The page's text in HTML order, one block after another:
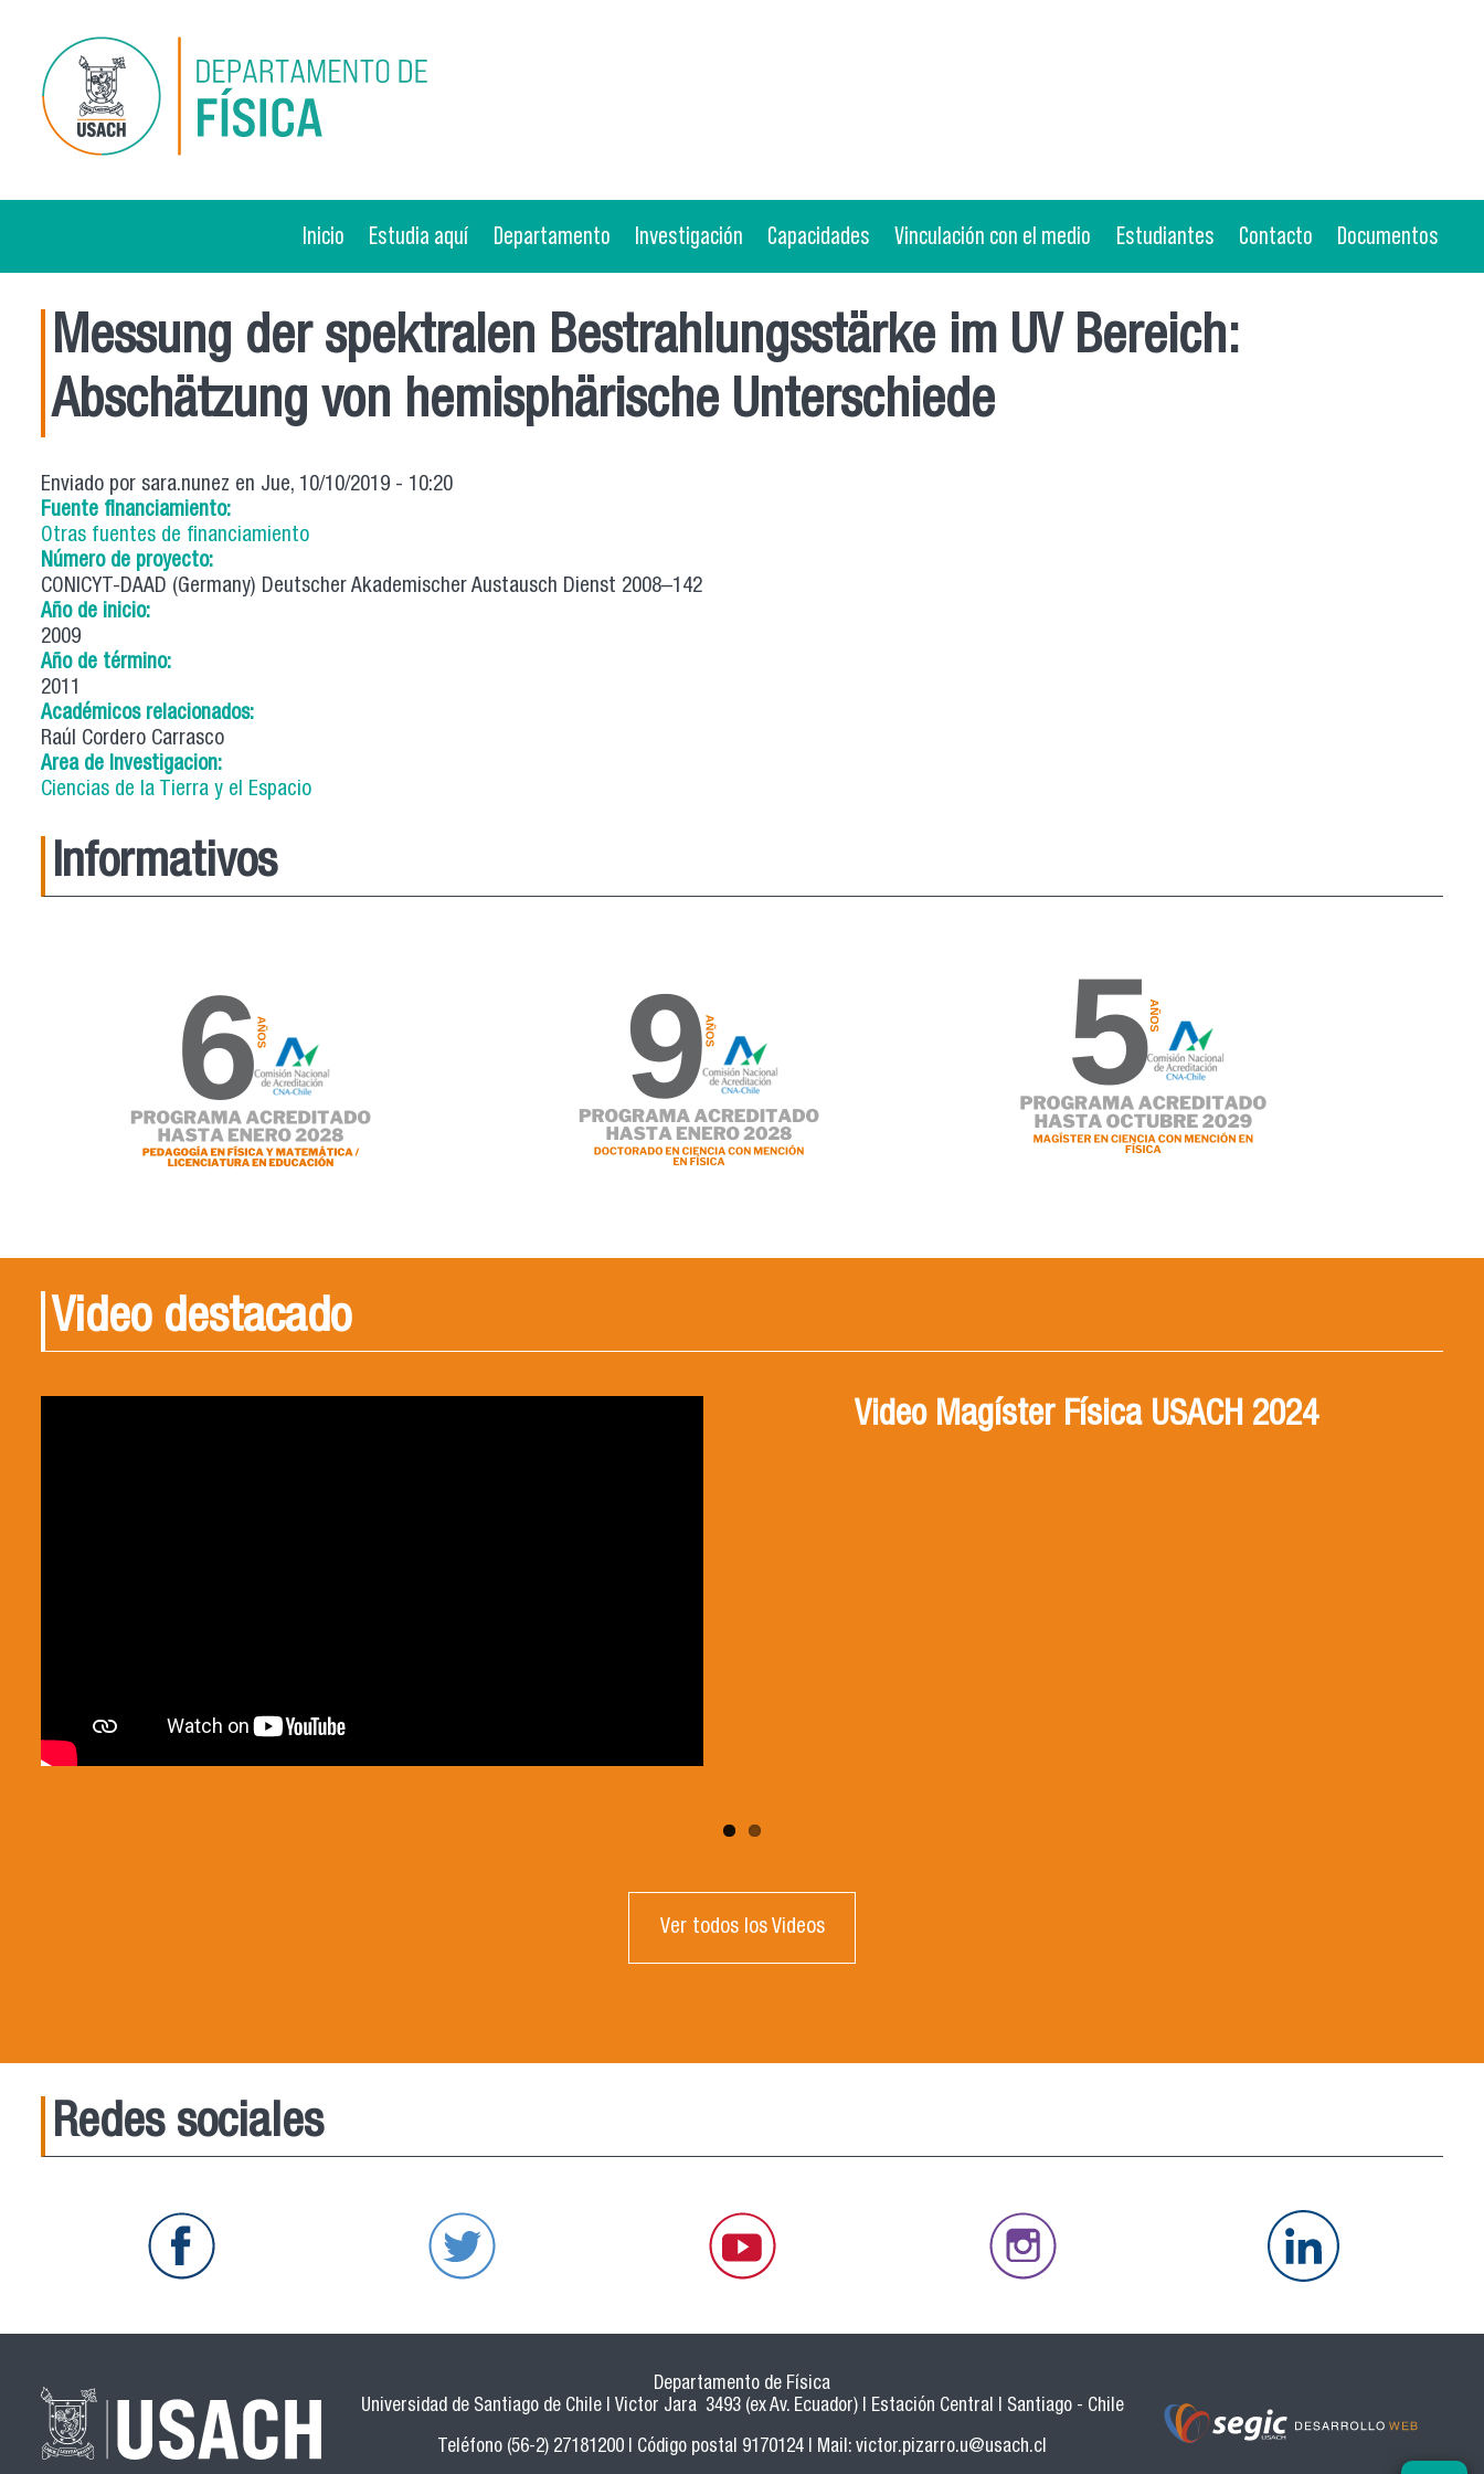
Inicio Estudia aquí Departamento Investigación Capacidades Vinculación con el medio Estudiantes Contacto Documentos
Messung der spektralen Bestrahlungsstärke im UV Bereich:
Abschätzung von hemisphärische Unterschiede
Enviado por sara.nunez en Jue, 10/10/2019 - 10:20
Fuente financiamiento:
Otras fuentes de financiamiento
Número de proyecto:
CONICYT-DAAD (Germany) Deutscher Akademischer Austausch Dienst 2008–142
Año de inicio:
2009
Año de término:
2011
Académicos relacionados:
Raúl Cordero Carrasco
Area de Investigacion:
Ciencias de la Tierra y el Espacio
Informativos
Video destacado
Video Magíster Física USACH 2024
Ver todos los Videos
Redes sociales
Departamento de Física
Universidad de Santiago de Chile | Victor Jara 3493 (ex Av. Ecuador) | Estación Central | Santiago - Chile
Teléfono (56-2) 27181200 | Código postal 9170124 | Mail: victor.pizarro.u@usach.cl